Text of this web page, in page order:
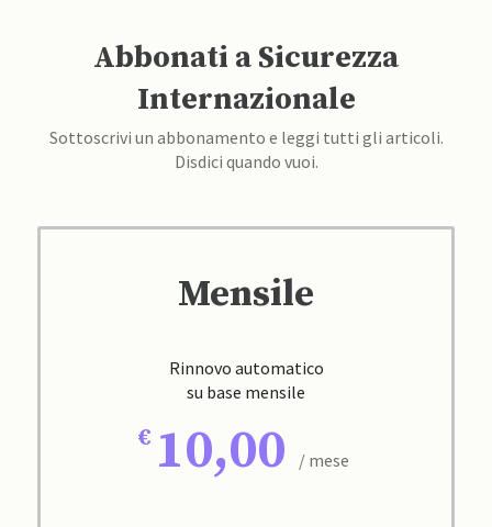
Abbonati a Sicurezza
Internazionale
Sottoscrivi un abbonamento e leggi tutti gli articoli.
Disdici quando vuoi.
Mensile
Rinnovo automatico
su base mensile
10,00 / mese